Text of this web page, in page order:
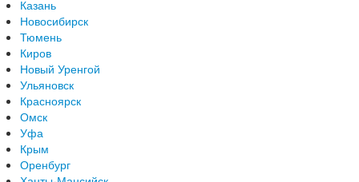
Казань
Новосибирск
Тюмень
Киров
Новый Уренгой
Ульяновск
Красноярск
Омск
Уфа
Крым
Оренбург